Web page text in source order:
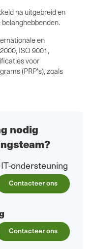
na uitgebreid en
en
ISO 9001,
voor
(PRP's), zoals
nodig
ondersteuning
Contacteer ons
Contacteer ons